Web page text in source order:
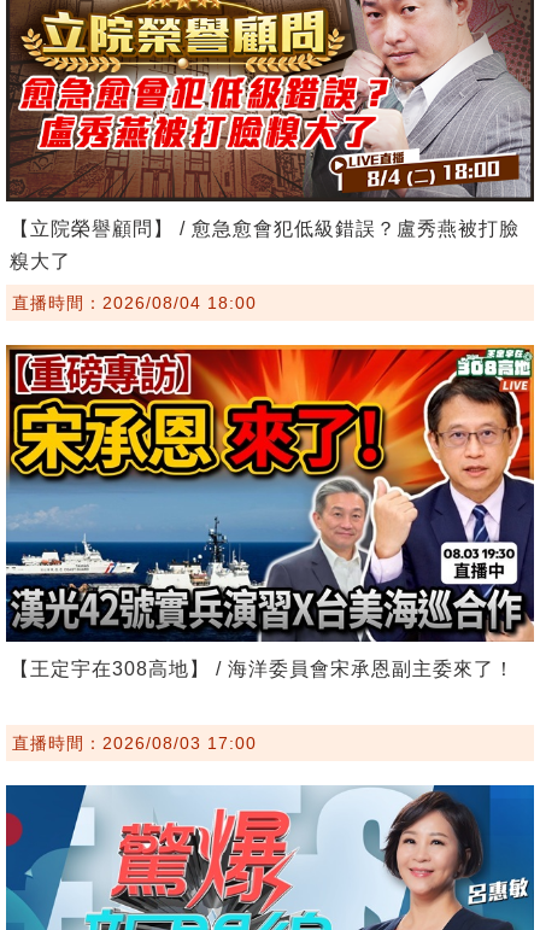
【立院榮譽顧問】 / 愈急愈會犯低級錯誤？盧秀燕被打臉
糗大了
直播時間：2026/08/04 18:00
【王定宇在308高地】 / 海洋委員會宋承恩副主委來了！
直播時間：2026/08/03 17:00